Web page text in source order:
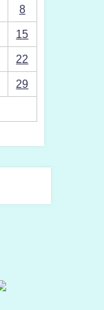
8
15
22
29